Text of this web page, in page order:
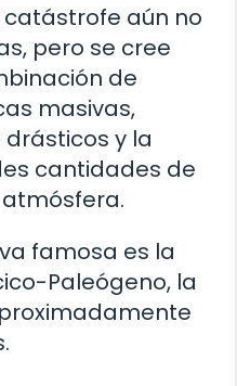
aún no
pero se cree
de
masivas,
y la
cantidades de
famosa es la
Paleógeno, la